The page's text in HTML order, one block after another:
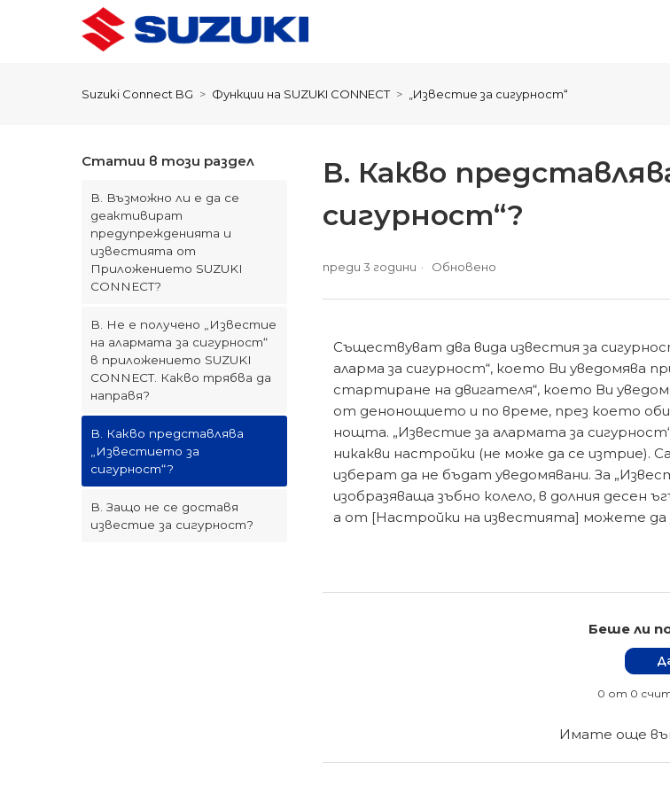
Suzuki Connect BG Функции на SUZUKI CONNECT „Известие за сигурност“
Статии в този раздел
В. Възможно ли е да се
деактивират
предупрежденията и
известията от
Приложението SUZUKI
CONNECT?
В. Не е получено „Известие
на алармата за сигурност“
в приложението SUZUKI
CONNECT. Какво трябва да
направя?
В. Какво представлява
„Известието за
сигурност“?
В. Защо не се доставя
известие за сигурност?
В. Какво
сигурност“?
преди 3 години Обновено
Съществуват два вида известия за
аларма за сигурност“, което Ви уведомява
стартиране на двигателя“, което Ви
от денонощието и по време, през което
нощта. „Известие за алармата за
никакви настройки (не може да се
изберат да не бъдат уведомявани. За
изобразяваща зъбно колело, в долния десен
а от [Настройки на известията] можете да
Беше ли
0 от 0
Имате още